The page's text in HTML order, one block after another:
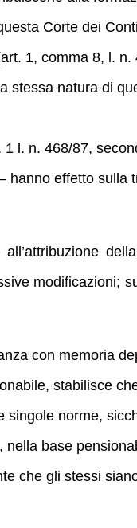
Corte dei
1, comma 8, l. n.
stessa natura di
l. n. 468/87,
effetto sulla
modificazioni;
con memoria
stabilisce
norme,
base
che gli stessi